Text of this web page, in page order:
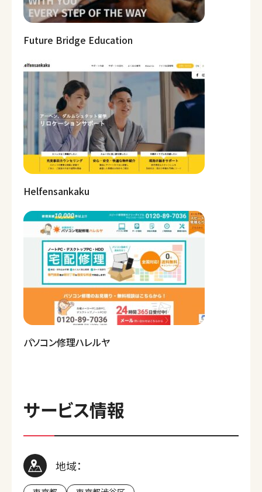
Future Bridge Education
Helfensankaku
パソコン修理ハレルヤ
サービス情報
地域：